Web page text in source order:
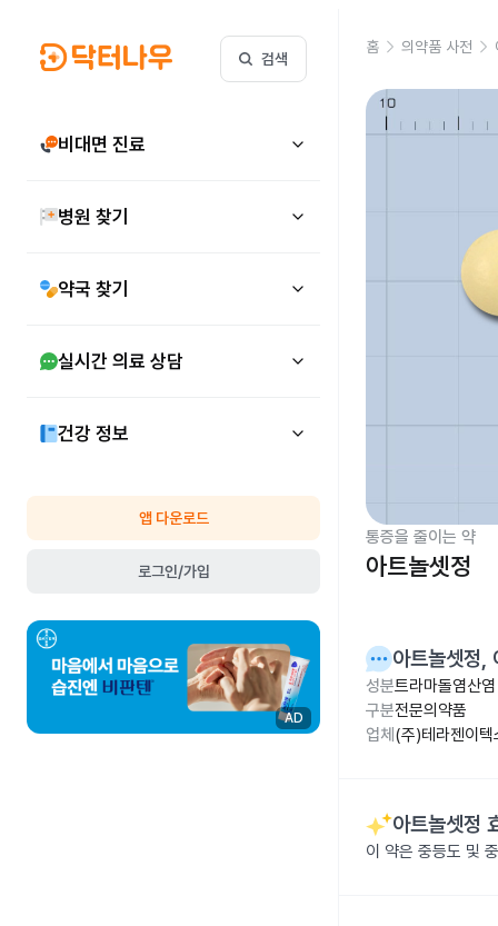
검색
비대면 진료
병원 찾기
약국 찾기
실시간 의료 상담
건강 정보
앱 다운로드
로그인/가입
AD
홈 의약품 사전
통증을 줄이는 약
아트놀셋정
아트놀셋정,
성분트라마돌염산
구분전문의약품
업체 (주)테라젠이텍
아트놀셋정
이 약은 중등도 및